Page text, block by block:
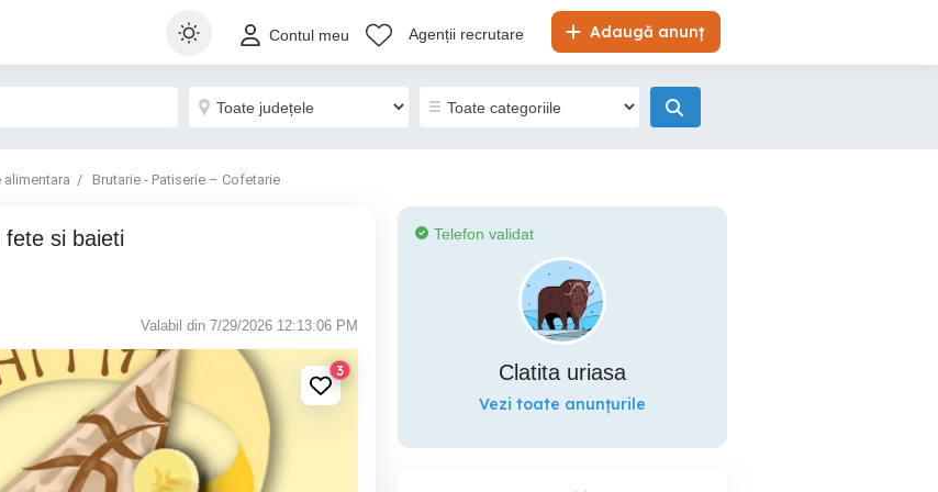
Adaugă anunț
Contul meu Agenții recrutare
alimentara Brutarie - Patiserie – Cofetarie
Valabil din 7/29/2026 12:13:06 PM
3
Telefon validat
Clatita uriasa
Vezi toate anunțurile